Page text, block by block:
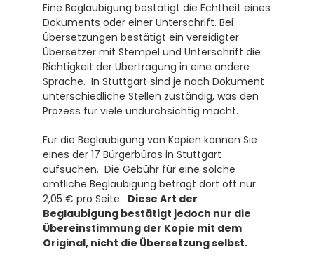
Eine Beglaubigung bestätigt die Echtheit eines
Dokuments oder einer Unterschrift. Bei
Übersetzungen bestätigt ein vereidigter
Übersetzer mit Stempel und Unterschrift die
Richtigkeit der Übertragung in eine andere
Sprache.  In Stuttgart sind je nach Dokument
unterschiedliche Stellen zuständig, was den
Prozess für viele undurchsichtig macht.
Für die Beglaubigung von Kopien können Sie
eines der 17 Bürgerbüros in Stuttgart
aufsuchen.  Die Gebühr für eine solche
amtliche Beglaubigung beträgt dort oft nur
2,05 € pro Seite. Diese Art der
Beglaubigung bestätigt jedoch nur die
Übereinstimmung der Kopie mit dem
Original, nicht die Übersetzung selbst.